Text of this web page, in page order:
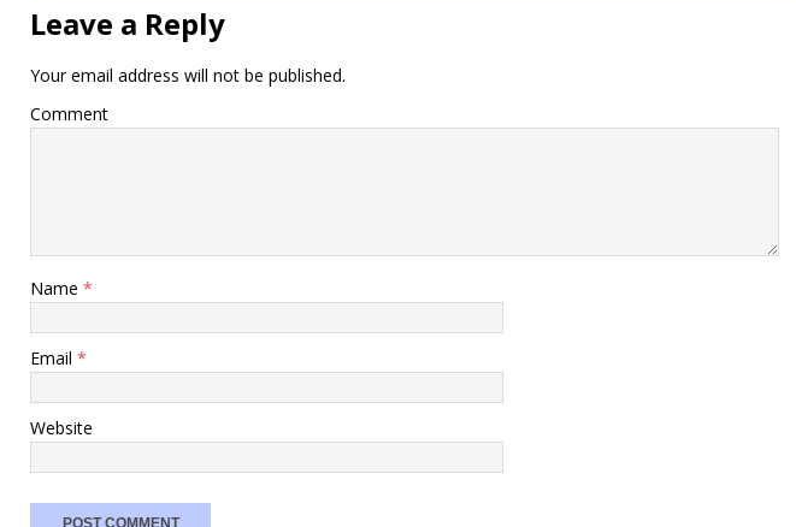
Leave a Reply
Your email address will not be published.
Comment
Name *
Email *
Website